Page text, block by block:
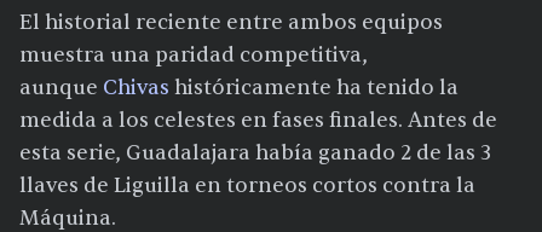
El historial reciente entre ambos equipos
muestra una paridad competitiva,
aunque Chivas históricamente ha tenido la
medida a los celestes en fases finales. Antes de
esta serie, Guadalajara había ganado 2 de las 3
llaves de Liguilla en torneos cortos contra la
Máquina.​